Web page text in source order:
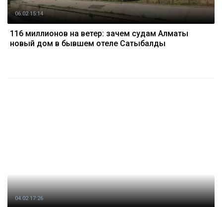
06.02 15:14
116 миллионов на ветер: зачем судам Алматы
новый дом в бывшем отеле Сатыбалды
04.02 17:26